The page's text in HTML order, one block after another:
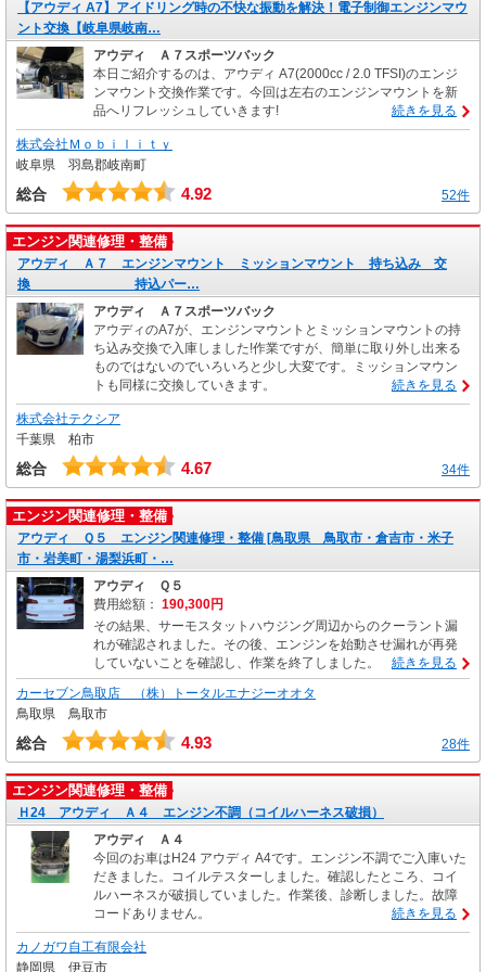
【アウディ A7】アイドリング時の不快な振動を解決！電子制御エンジンマウ
ント交換【岐阜県岐南…
アウディ Ａ７スポーツバック
本日ご紹介するのは、アウディ A7(2000cc / 2.0 TFSI)のエンジ
ンマウント交換作業です。今回は左右のエンジンマウントを新
品へリフレッシュしていきます!
続きを見る
株式会社Ｍｏｂｉｌｉｔｙ
岐阜県 羽島郡岐南町
総合 4.92 52件
エンジン関連修理・整備
アウディ Ａ７ エンジンマウント ミッションマウント 持ち込み 交
換 持込パー…
アウディ Ａ７スポーツバック
アウディのA7が、エンジンマウントとミッションマウントの持
ち込み交換で入庫しました!作業ですが、簡単に取り外し出来る
ものではないのでいろいろと少し大変です。ミッションマウン
トも同様に交換していきます。
続きを見る
株式会社テクシア
千葉県 柏市
総合 4.67 34件
エンジン関連修理・整備
アウディ Ｑ５ エンジン関連修理・整備 [鳥取県 鳥取市・倉吉市・米子
市・岩美町・湯梨浜町・…
アウディ Ｑ５
費用総額： 190,300円
その結果、サーモスタットハウジング周辺からのクーラント漏
れが確認されました。その後、エンジンを始動させ漏れが再発
していないことを確認し、作業を終了しました。
続きを見る
カーセブン鳥取店 （株）トータルエナジーオオタ
鳥取県 鳥取市
総合 4.93 28件
エンジン関連修理・整備
Ｈ24 アウディ Ａ４ エンジン不調（コイルハーネス破損）
アウディ Ａ４
今回のお車はH24 アウディ A4です。エンジン不調でご入庫いた
だきました。コイルテスターしました。確認したところ、コイ
ルハーネスが破損していました。作業後、診断しました。故障
コードありません。
続きを見る
カノガワ自工有限会社
静岡県 伊豆市